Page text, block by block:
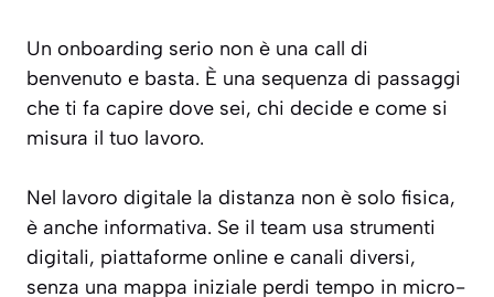
Un onboarding serio non è una call di
benvenuto e basta. È una sequenza di passaggi
che ti fa capire dove sei, chi decide e come si
misura il tuo lavoro.
Nel lavoro digitale la distanza non è solo fisica,
è anche informativa. Se il team usa strumenti
digitali, piattaforme online e canali diversi,
senza una mappa iniziale perdi tempo in micro-